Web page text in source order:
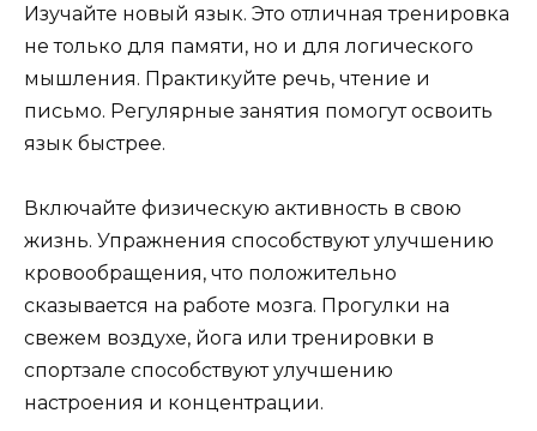
Изучайте новый язык. Это отличная тренировка
не только для памяти, но и для логического
мышления. Практикуйте речь, чтение и
письмо. Регулярные занятия помогут освоить
язык быстрее.
Включайте физическую активность в свою
жизнь. Упражнения способствуют улучшению
кровообращения, что положительно
сказывается на работе мозга. Прогулки на
свежем воздухе, йога или тренировки в
спортзале способствуют улучшению
настроения и концентрации.